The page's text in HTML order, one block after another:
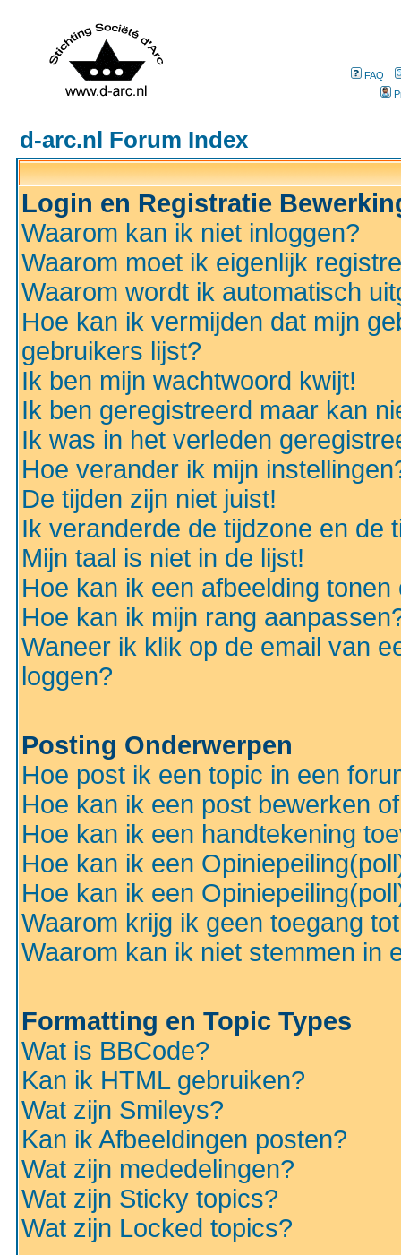
FAQ
d-arc.nl Forum Index
Login en Registratie
Waarom kan ik niet inloggen?
Waarom moet ik eigenlijk
Waarom wordt ik automatisch
Hoe kan ik vermijden dat mijn
gebruikers lijst?
Ik ben mijn wachtwoord kwijt!
Ik ben geregistreerd maar kan
Ik was in het verleden
Hoe verander ik mijn
De tijden zijn niet juist!
Ik veranderde de tijdzone en de
Mijn taal is niet in de lijst!
Hoe kan ik een afbeelding
Hoe kan ik mijn rang
Waneer ik klik op de email van
loggen?
Posting Onderwerpen
Hoe post ik een topic in een
Hoe kan ik een post bewerken
Hoe kan ik een handtekening
Hoe kan ik een
Hoe kan ik een
Waarom krijg ik geen toegang
Waarom kan ik niet stemmen in
Formatting en Topic Types
Wat is BBCode?
Kan ik HTML gebruiken?
Wat zijn Smileys?
Kan ik Afbeeldingen posten?
Wat zijn mededelingen?
Wat zijn Sticky topics?
Wat zijn Locked topics?